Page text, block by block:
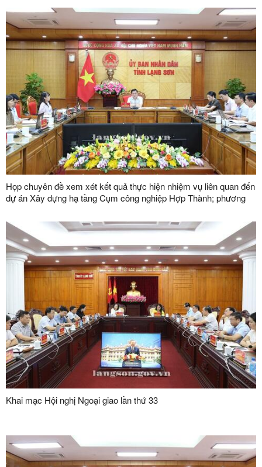
Họp chuyên đề xem xét kết quả thực hiện nhiệm vụ liên quan đến
dự án Xây dựng hạ tầng Cụm công nghiệp Hợp Thành; phương
phục vụ giải phóng mặt bằng dự án Khu công nghiệp VSIP Lạng
Sơn
Khai mạc Hội nghị Ngoại giao lần thứ 33